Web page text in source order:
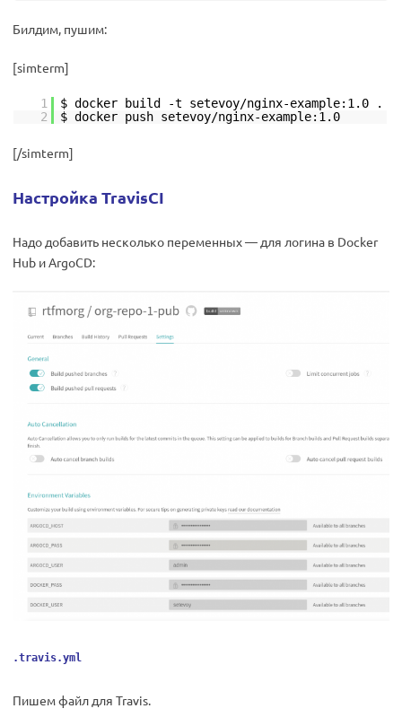
Билдим, пушим:
[simterm]
1
$ docker build -t setevoy/nginx-example:1.0 .
2
$ docker push setevoy/nginx-example:1.0
[/simterm]
Настройка TravisCI
Надо добавить несколько переменных — для логина в Docker
Hub и ArgoCD:
.travis.yml
Пишем файл для Travis.